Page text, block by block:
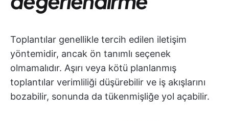
Toplantılar genellikle tercih edilen iletişim
yöntemidir, ancak ön tanımlı seçenek
olmamalıdır. Aşırı veya kötü planlanmış
toplantılar verimliliği düşürebilir ve iş akışlarını
bozabilir, sonunda da tükenmişliğe yol açabilir.